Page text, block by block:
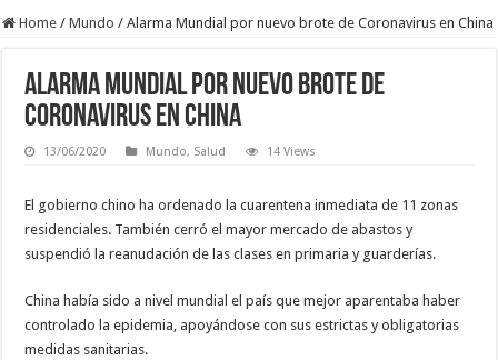
Home / Mundo / Alarma Mundial por nuevo brote de Coronavirus en China
Alarma Mundial por nuevo brote de
Coronavirus en China
13/06/2020 Mundo, Salud 14 Views
El gobierno chino ha ordenado la cuarentena inmediata de 11 zonas
residenciales. También cerró el mayor mercado de abastos y
suspendió la reanudación de las clases en primaria y guarderías.
China había sido a nivel mundial el país que mejor aparentaba haber
controlado la epidemia, apoyándose con sus estrictas y obligatorias
medidas sanitarias.